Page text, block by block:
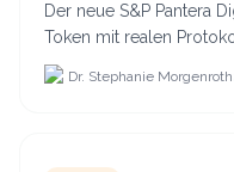
Der neue S&P Pantera
Token mit realen
aufgrund fehlender
Dr. Stephanie Morgenroth